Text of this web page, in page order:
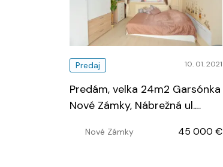
Predaj 10. 01. 2021
Predám, velka 24m2 Garsónka
Nové Zámky, Nábrežná ul.…
Nové Zámky 45 000 €